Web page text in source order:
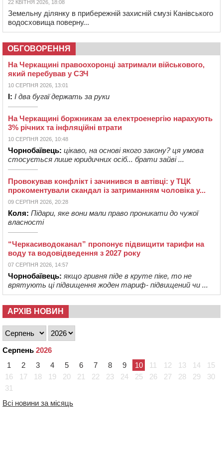
22 КВІТНЯ 2026, 18:08
Земельну ділянку в прибережній захисній смузі Канівського
водосховища поверну...
ОБГОВОРЕННЯ
На Черкащині правоохоронці затримали військового,
який перебував у СЗЧ
10 СЕРПНЯ 2026, 13:01
І: І два бугаї держать за руки
На Черкащині боржникам за електроенергію нарахують
3% річних та інфляційні втрати
10 СЕРПНЯ 2026, 10:48
Чорнобаївець: цікаво, на основі якого закону? ця умова
стосується лише юридичних осіб... брати зайві ...
Провокував конфлікт і зачинився в автівці: у ТЦК
прокоментували скандал із затриманням чоловіка у...
09 СЕРПНЯ 2026, 20:28
Коля: Підари, яке вони мали право проникати до чужої
власності
“Черкасиводоканал” пропонує підвищити тарифи на
воду та водовідведення з 2027 року
07 СЕРПНЯ 2026, 14:57
Чорнобаївець: якщо гривня піде в круте піке, то не
врятують ці підвищення жоден тариф- підвищений чи ...
АРХІВ НОВИН
Серпень 2026
1
2 3 4 5 6 7 8 9 10 11 12 13 14
15
16
17 18 19 20 21 22 23 24 25 26 27 28 29
30
31
Всі новини за місяць